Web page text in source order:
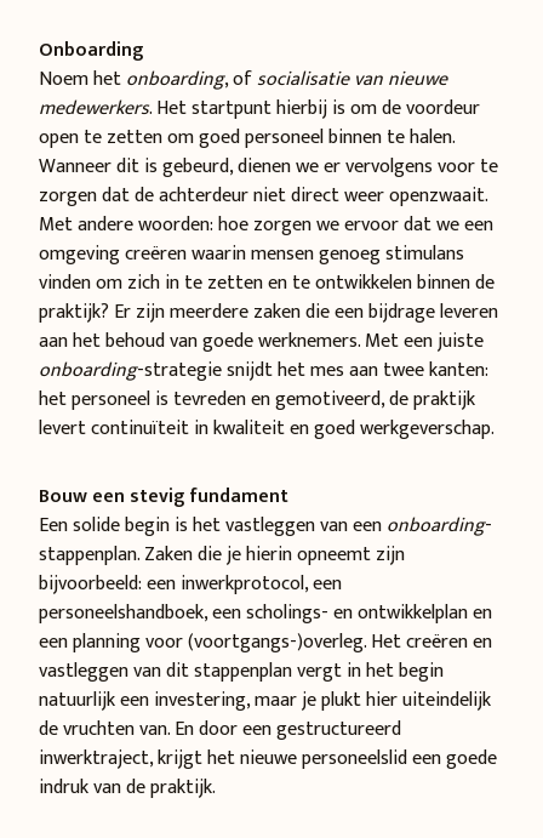
Onboarding
Noem hetonboarding, ofsocialisatie van nieuwe
medewerkers. Het startpunt hierbij is om de voordeur
open te zetten om goed personeel binnen te halen.
Wanneer dit is gebeurd, dienen we er vervolgens voor te
zorgen dat de achterdeur niet direct weer openzwaait.
Met andere woorden: hoe zorgen we ervoor dat we een
omgeving creëren waarin mensen genoeg stimulans
vinden om zich in te zetten en te ontwikkelen binnen de
praktijk? Er zijn meerdere zaken die een bijdrage leveren
aan het behoud van goede werknemers. Met een juiste
onboarding-strategie snijdt het mes aan twee kanten:
het personeel is tevreden en gemotiveerd, de praktijk
levert continuïteit in kwaliteit en goed werkgeverschap.
Bouw een stevig fundament
Een solide begin is het vastleggen van eenonboarding-
stappenplan. Zaken die je hierin opneemt zijn
bijvoorbeeld: een inwerkprotocol, een
personeelshandboek, een scholings- en ontwikkelplan en
een planning voor (voortgangs-)overleg. Het creëren en
vastleggen van dit stappenplan vergt in het begin
natuurlijk een investering, maar je plukt hier uiteindelijk
de vruchten van. En door een gestructureerd
inwerktraject, krijgt het nieuwe personeelslid een goede
indruk van de praktijk.